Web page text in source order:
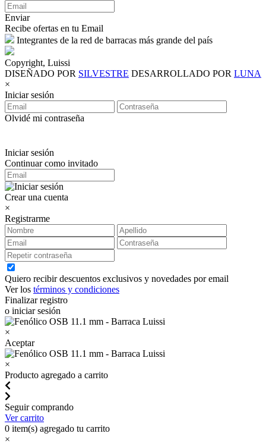
Enviar
Recibe ofertas en tu Email
Integrantes de la red de barracas más grande del país
Copyright, Luissi
DISEÑADO POR SILVESTRE DESARROLLADO POR LUNA
×
Iniciar sesión
Olvidé mi contraseña
Iniciar sesión
Continuar como invitado
Crear una cuenta
×
Registrarme
Quiero recibir descuentos exclusivos y novedades por email
Ver los términos y condiciones
Finalizar registro
o iniciar sesión
×
Aceptar
×
Producto agregado a carrito
Seguir comprando
Ver carrito
0 item(s) agregado tu carrito
×